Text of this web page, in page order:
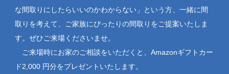
な間取りにしたらいいのかわからない」という方、一緒に間
取りを考えて、ご家族にぴったりの間取りをご提案いたしま
す。ぜひご来場くださいませ。
ご来場時にお家のご相談をいただくと、Amazonギフトカー
ド2,000 円分をプレゼントいたします。